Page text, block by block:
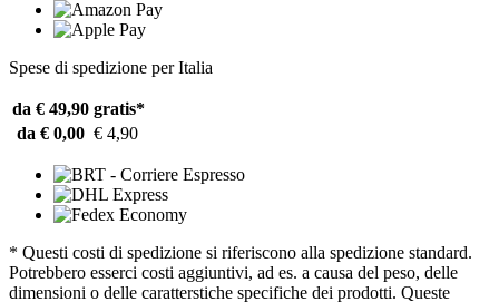
Spese di spedizione per Italia
da € 49,90 gratis*
da € 0,00 € 4,90
* Questi costi di spedizione si riferiscono alla spedizione standard.
Potrebbero esserci costi aggiuntivi, ad es. a causa del peso, delle
dimensioni o delle caratterstiche specifiche dei prodotti. Queste